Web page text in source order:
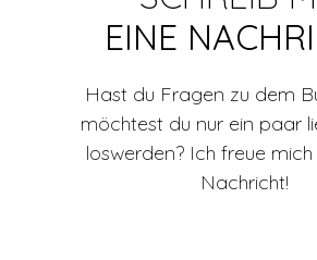
EINE
Hast du Fragen zu dem
möchtest du nur ein paar
loswerden? Ich freue
Nachricht!